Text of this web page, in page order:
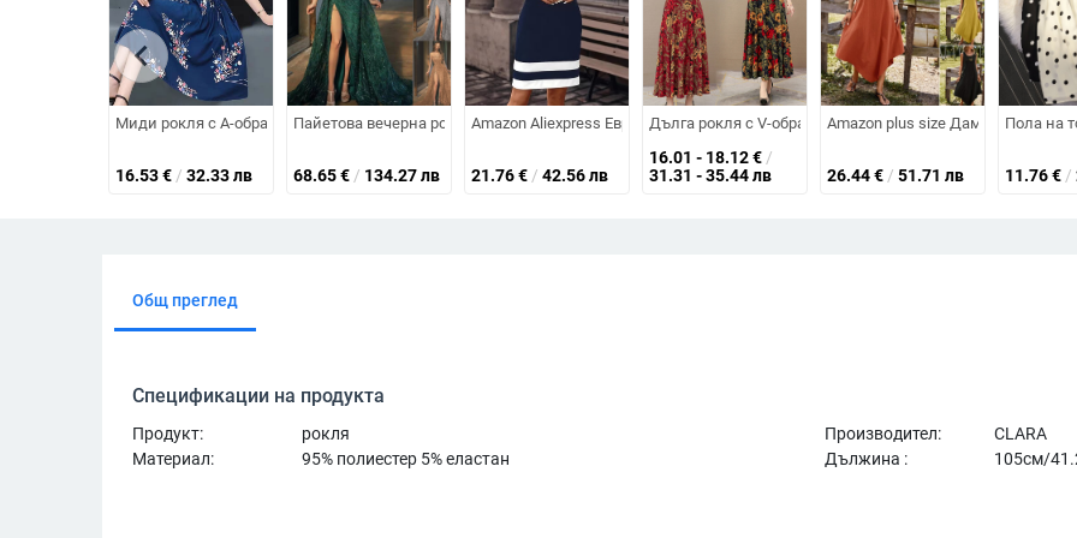
Миди рокля с А-образна линия за жени на средна възраст, къс ръкав, кръгло деколте, полиестерна тъкан
16.53€ / 32.33 лв
Пайетова вечерна рокля с цепка, презрамки тип спагети, косо рамо, силует с рибешка опашка
68.65€ / 134.27 лв
Amazon Aliexpress Европейска и американска външна търговия Slim-Fit Рокля с
21.76€ / 42.56 лв
Дълга рокля с V-образно деколте, къс ръкав, талия
16.01 - 18.12€ /
31.31 - 35.44 лв
Amazon plus size Дамска
26.44€ / 51.71 лв
Пола на
11.76€ /
chevron_left
Общ преглед
Спецификации на продукта
Продукт: рокля Производител:
CLARA
Материал:
95% полиестер 5% еластан Дължина : 105см/